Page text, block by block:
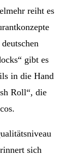
reiht es
gibt es
in die Hand
Roll“, die
sich